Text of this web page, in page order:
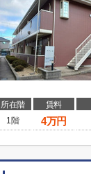
所在階 賃料
1階
4万円